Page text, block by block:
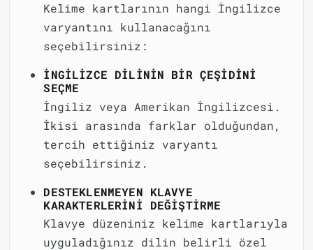
Kelime kartlarının hangi İngilizce
varyantını kullanacağını
seçebilirsiniz:
İNGILIZCE DILININ BIR ÇEŞIDINI
SEÇME
İngiliz veya Amerikan İngilizcesi.
İkisi arasında farklar olduğundan,
tercih ettiğiniz varyantı
seçebilirsiniz.
DESTEKLENMEYEN KLAVYE
KARAKTERLERINI DEĞIŞTIRME
Klavye düzeniniz kelime kartlarıyla
uyguladığınız dilin belirli özel